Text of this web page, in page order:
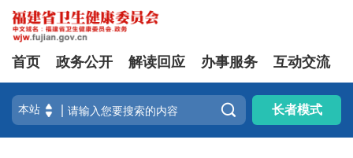
首页 政务公开 解读回应 办事服务 互动交流
 长者模式